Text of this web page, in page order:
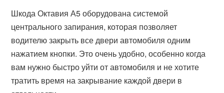
Шкода Октавия А5 оборудована системой
центрального запирания, которая позволяет
водителю закрыть все двери автомобиля одним
нажатием кнопки. Это очень удобно, особенно когда
вам нужно быстро уйти от автомобиля и не хотите
тратить время на закрывание каждой двери в